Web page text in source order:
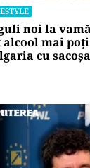
noi la
alcool mai
cu sacoșa